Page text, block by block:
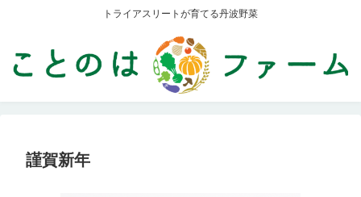
トライアスリートが育てる丹波野菜
謹賀新年